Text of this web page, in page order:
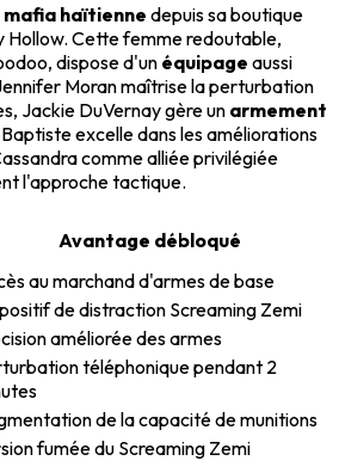
mafia haïtienne depuis sa boutique
Hollow. Cette femme redoutable,
dispose d'un équipage aussi
Moran maîtrise la perturbation
Jackie DuVernay gère un armement
excelle dans les améliorations
comme alliée privilégiée
l'approche tactique.
Avantage débloqué
au marchand d'armes de base
de distraction Screaming Zemi
améliorée des armes
téléphonique pendant 2
de la capacité de munitions
fumée du Screaming Zemi